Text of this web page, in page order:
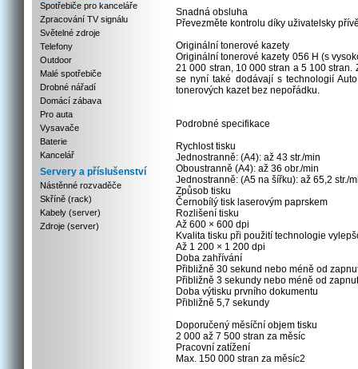
Spotřebiče pro kanceláře
Zpracování TV signálu
Světelné zdroje
Telefony
Outdoor
Malé spotřebiče
Drobné nářadí
Domácí zábava
Pro auta
Vysavače
Baterie
Kancelář
Servery a příslušenství
Nástěnné rozvaděče
Skříně (rack)
Kabely (server)
Zdroje (server)
Snadná obsluha
Převezměte kontrolu díky uživatelsky
Originální tonerové kazety
Originální tonerové kazety 056 H (s
21 000 stran, 10 000 stran a 5 100
se nyní také dodávají s technologií
tonerových kazet bez nepořádku.
Podrobné specifikace
Rychlost tisku
Jednostranně: (A4): až 43 str./min
Oboustranně (A4): až 36 obr./min
Jednostranně: (A5 na šířku): až 65,2 str./
Způsob tisku
Černobílý tisk laserovým paprskem
Rozlišení tisku
Až 600 × 600 dpi
Kvalita tisku při použití technologie
Až 1 200 × 1 200 dpi
Doba zahřívání
Přibližně 30 sekund nebo méně od
Přibližně 3 sekundy nebo méně od
Doba výtisku prvního dokumentu
Přibližně 5,7 sekundy
Doporučený měsíční objem tisku
2 000 až 7 500 stran za měsíc
Pracovní zatížení
Max. 150 000 stran za měsíc2